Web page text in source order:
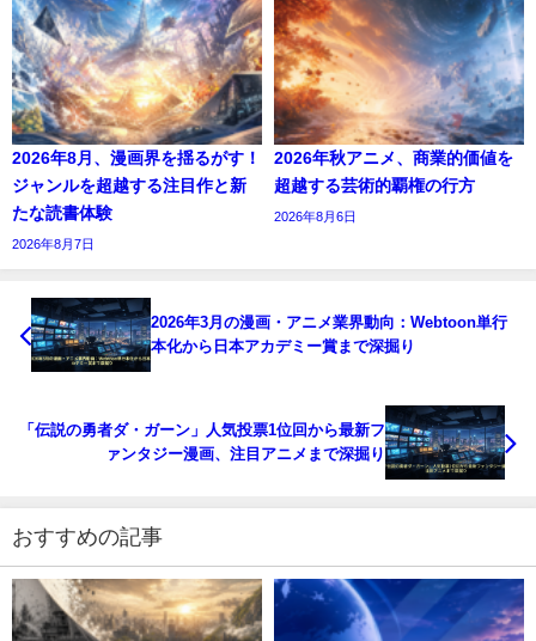
2026年8月、漫画界を揺るがす！
ジャンルを超越する注目作と新
たな読書体験
2026年8月7日
2026年秋アニメ、商業的価値を
超越する芸術的覇権の行方
2026年8月6日
2026年3月の漫画・アニメ業界動向：Webtoon単行
本化から日本アカデミー賞まで深掘り
「伝説の勇者ダ・ガーン」人気投票1位回から最新フ
ァンタジー漫画、注目アニメまで深掘り
おすすめの記事